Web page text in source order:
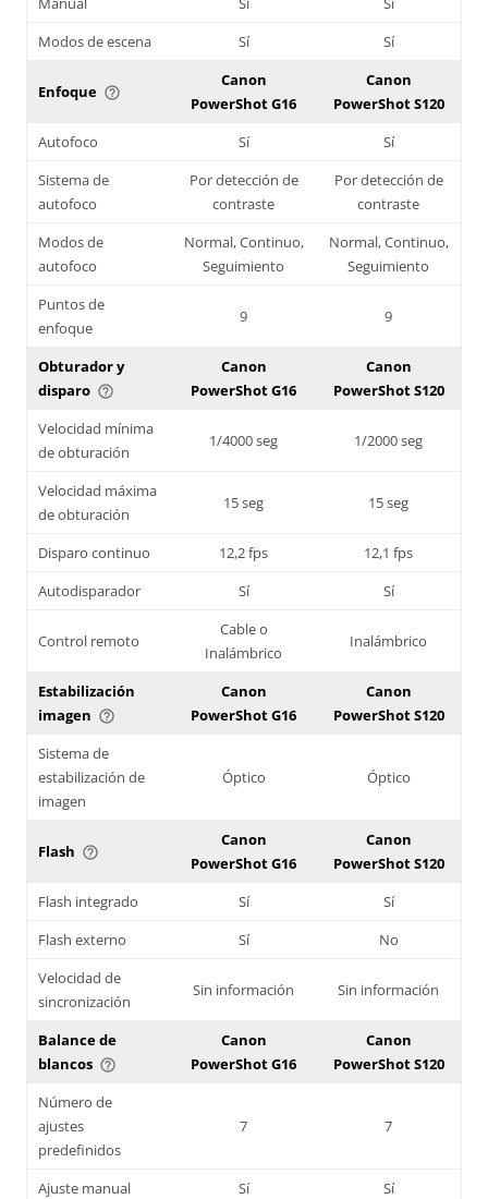
Modos de escena
Sí Sí
Enfoque help_outline
Canon
PowerShot G16
Canon
PowerShot S120
Autofoco
Sí
Sí
Sistema de
autofoco
Por detección de
contraste
Por detección de
contraste
Modos de
autofoco
Normal, Continuo,
Seguimiento
Normal, Continuo,
Seguimiento
Puntos de
enfoque
9 9
Obturador y
disparo help_outline
Canon
PowerShot G16
Canon
PowerShot S120
Velocidad mínima
de obturación
1/4000 seg 1/2000 seg
Velocidad máxima
de obturación
15 seg 15 seg
Disparo continuo 12,2 fps
12,1 fps
Autodisparador
Sí Sí
Control remoto
Cable o
Inalámbrico
Inalámbrico
Estabilización
imagen help_outline
Canon
PowerShot G16
Canon
PowerShot S120
Sistema de
estabilización de
imagen
Óptico Óptico
Flash help_outline
Canon
PowerShot G16
Canon
PowerShot S120
Flash integrado
Sí
Sí
Flash externo
Sí
No
Velocidad de
sincronización
Sin información Sin información
Balance de
blancos help_outline
Canon
PowerShot G16
Canon
PowerShot S120
Número de
ajustes
predefinidos
7 7
Ajuste manual Sí
Sí